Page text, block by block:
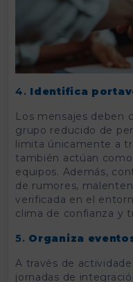
4. Identifica
Los mensajes deben
grupo reducido de
limita únicamente a
también actúan
equipos. Además,
de rumores,
verificada en el
clima de confianza y
5. Organiza
A través de
jornadas de